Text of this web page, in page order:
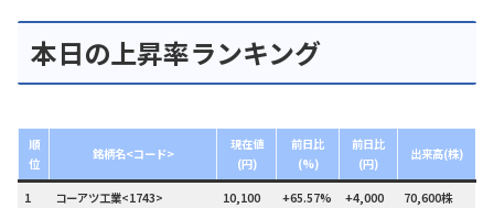
本日の上昇率ランキング
順
位
銘柄名<コード>
現在値
(円)
前日比
(%)
前日比
(円)
出来高(株)
1 コーアツ工業<1743> 10,100 +65.57% +4,000 70,600株